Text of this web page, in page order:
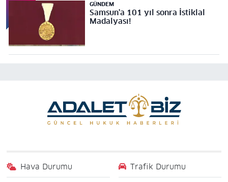
GÜNDEM
Samsun'a 101 yıl sonra İstiklal
Madalyası!
Hava Durumu Trafik Durumu